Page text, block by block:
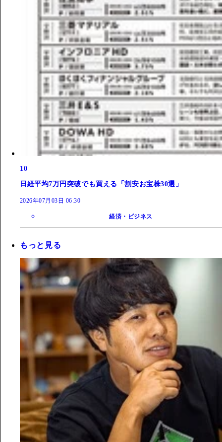
10
日経平均7万円突破でも買える「割安お宝株30選」
2026年07月03日 06:30
経済・ビジネス
もっと見る